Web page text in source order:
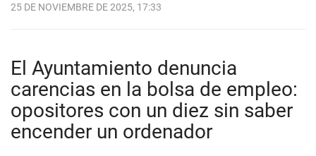
25 DE NOVIEMBRE DE 2025, 17:33
El Ayuntamiento denuncia
carencias en la bolsa de empleo:
opositores con un diez sin saber
encender un ordenador